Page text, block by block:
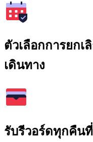
ตัวเลือกการยกเ
เดินทาง
รับรีวอร์ดทุกคืน